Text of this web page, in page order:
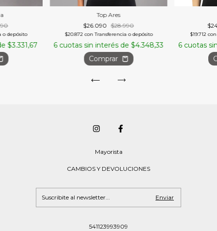
o depósito
$3.331,67
Top Ares
$26.090 $28.990
$20.872 con Transferencia o depósito
6 cuotas sin interés de $4.348,33
Comprar
$19.712con
6 cuotas
Mayorista
CAMBIOS Y DEVOLUCIONES
541123993909